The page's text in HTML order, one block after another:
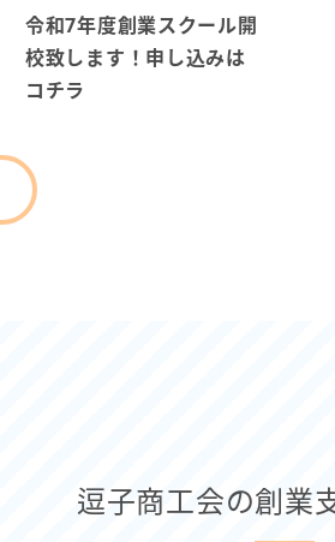
令和7年度創業スクール開
校致します！申し込みは
コチラ
逗子商工会の創業